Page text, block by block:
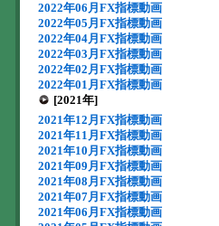
2022年06月FX指標動画
2022年05月FX指標動画
2022年04月FX指標動画
2022年03月FX指標動画
2022年02月FX指標動画
2022年01月FX指標動画
[2021年]
2021年12月FX指標動画
2021年11月FX指標動画
2021年10月FX指標動画
2021年09月FX指標動画
2021年08月FX指標動画
2021年07月FX指標動画
2021年06月FX指標動画